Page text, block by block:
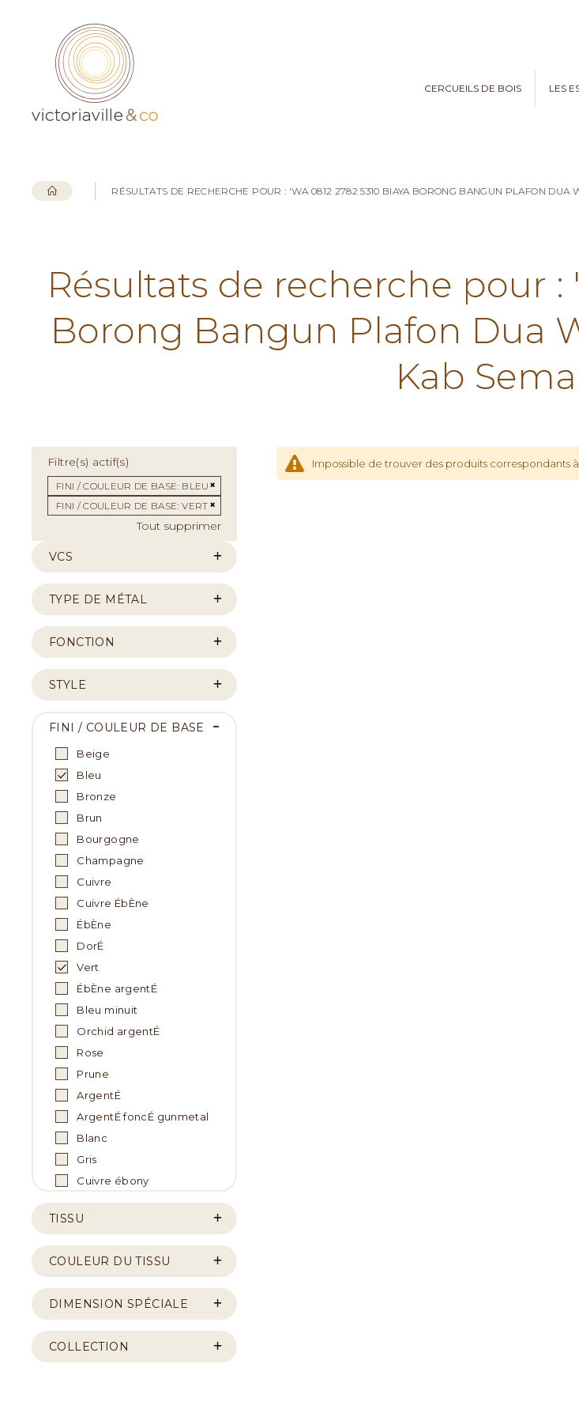
CERCUEILS DE BOIS LES
RÉSULTATS DE RECHERCHE POUR : 'WA 0812 2782 5310 BIAYA BORONG BANGUN PLAFON
Résultats de recherche pour :
Borong Bangun Plafon Dua
Kab
Impossible de trouver des produits correspondants
Filtre(s) actif(s)
FINI / COULEUR DE BASE BLEU
Supprimer cet Élément
FINI / COULEUR DE BASE VERT
Tout supprimer
VCS
TYPE DE MÉTAL
FONCTION
STYLE
FINI / COULEUR DE BASE
Beige
Bleu
Bronze
Brun
Bourgogne
Champagne
Cuivre
Cuivre ÉbÈne
ÉbÈne
DorÉ
Vert
ÉbÈne argentÉ
Bleu minuit
Orchid argentÉ
Rose
Prune
ArgentÉ
ArgentÉ foncÉ gunmetal
Blanc
Gris
Cuivre ébony
TISSU
COULEUR DU TISSU
DIMENSION SPÉCIALE
COLLECTION